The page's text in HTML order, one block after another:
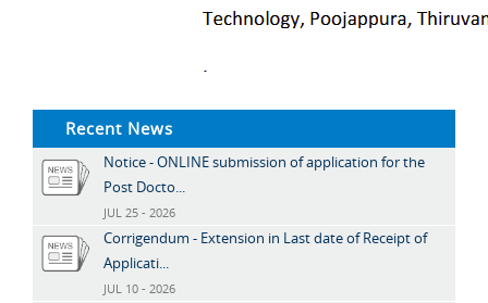
Recent News
Notice - ONLINE submission of application for the
Post Docto...
JUL 25 - 2026
Corrigendum - Extension in Last date of Receipt of
Applicati...
JUL 10 - 2026